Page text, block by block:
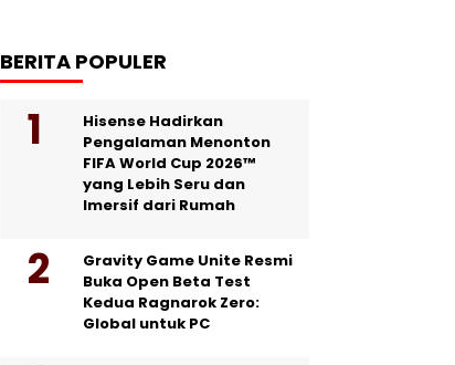
BERITA POPULER
Hisense Hadirkan
Pengalaman Menonton
FIFA World Cup 2026™
yang Lebih Seru dan
Imersif dari Rumah
Gravity Game Unite Resmi
Buka Open Beta Test
Kedua Ragnarok Zero:
Global untuk PC